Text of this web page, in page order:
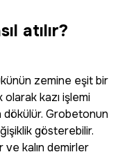
atılır?
zemine eşit bir
olarak kazı işlemi
dökülür. Grobetonun
gösterebilir.
ve kalın demirler